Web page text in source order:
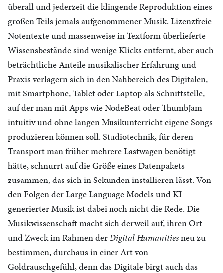
überall und jederzeit die klingende Reproduktion eines
großen Teils jemals aufgenommener Musik. Lizenzfreie
Notentexte und massenweise in Textform überlieferte
Wissensbestände sind wenige Klicks entfernt, aber auch
beträchtliche Anteile musikalischer Erfahrung und
Praxis verlagern sich in den Nahbereich des Digitalen,
mit Smartphone, Tablet oder Laptop als Schnittstelle,
auf der man mit Apps wie NodeBeat oder ThumbJam
intuitiv und ohne langen Musikunterricht eigene Songs
produzieren können soll. Studiotechnik, für deren
Transport man früher mehrere Lastwagen benötigt
hätte, schnurrt auf die Größe eines Datenpakets
zusammen, das sich in Sekunden installieren lässt. Von
den Folgen der Large Language Models und KI-
generierter Musik ist dabei noch nicht die Rede. Die
Musikwissenschaft macht sich derweil auf, ihren Ort
und Zweck im Rahmen derDigital Humanitiesneu zu
bestimmen, durchaus in einer Art von
Goldrauschgefühl, denn das Digitale birgt auch das